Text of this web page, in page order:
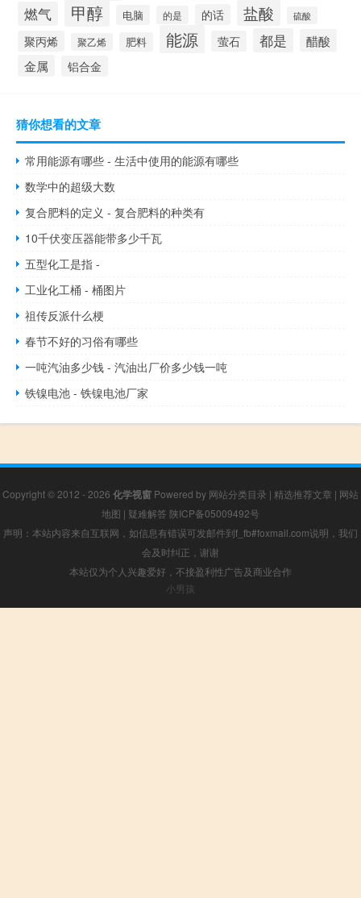
燃气 甲醇 电脑 的是 的话 盐酸 硫酸
聚丙烯 聚乙烯 肥料 能源 萤石 都是 醋酸
金属 铝合金
猜你想看的文章
常用能源有哪些 - 生活中使用的能源有哪些
数学中的超级大数
复合肥料的定义 - 复合肥料的种类有
10千伏变压器能带多少千瓦
五型化工是指 -
工业化工桶 - 桶图片
祖传反派什么梗
春节不好的习俗有哪些
一吨汽油多少钱 - 汽油出厂价多少钱一吨
铁镍电池 - 铁镍电池厂家
Copyright © 2012 - 2026 化学视窗 Powered by 网站分类目录 | 精选推荐文章 | 网站
地图 | 疑难解答 陕ICP备05009492号
声明：本站内容来自互联网，如信息有错误可发邮件到f_fb#foxmail.com说明，我们
会及时纠正，谢谢
本站仅为个人兴趣爱好，不接盈利性广告及商业合作
小男孩